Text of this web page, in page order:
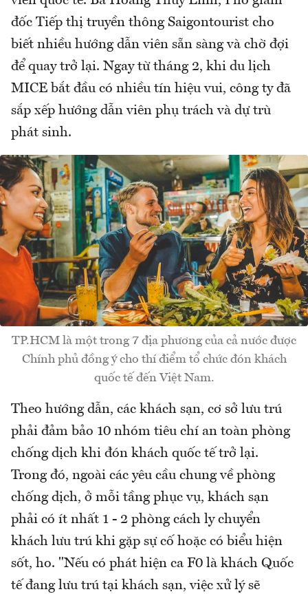
đốc Tiếp thị truyền thông Saigontourist cho
biết nhiều hướng dẫn viên sẵn sàng và chờ đợi
để quay trở lại. Ngay từ tháng 2, khi du lịch
MICE bắt đầu có nhiều tín hiệu vui, công ty đã
sắp xếp hướng dẫn viên phụ trách và dự trù
phát sinh.
TP.HCM là một trong 7 địa phương của cả nước được
Chính phủ đồng ý cho thí điểm tổ chức đón khách
quốc tế đến Việt Nam.
Theo hướng dẫn, các khách sạn, cơ sở lưu trú
phải đảm bảo 10 nhóm tiêu chí an toàn phòng
chống dịch khi đón khách quốc tế trở lại.
Trong đó, ngoài các yêu cầu chung về phòng
chống dịch, ở mỗi tầng phục vụ, khách sạn
phải có ít nhất 1 - 2 phòng cách ly chuyển
khách lưu trú khi gặp sự cố hoặc có biểu hiện
sốt, ho. "Nếu có phát hiện ca F0 là khách Quốc
tế đang lưu trú tại khách sạn, việc xử lý sẽ